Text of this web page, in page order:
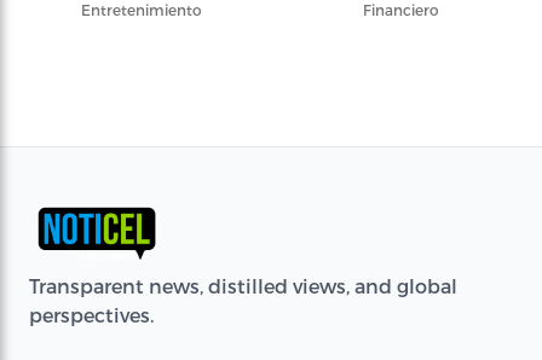
Entretenimiento
Financiero
Transparent news, distilled views, and global
perspectives.